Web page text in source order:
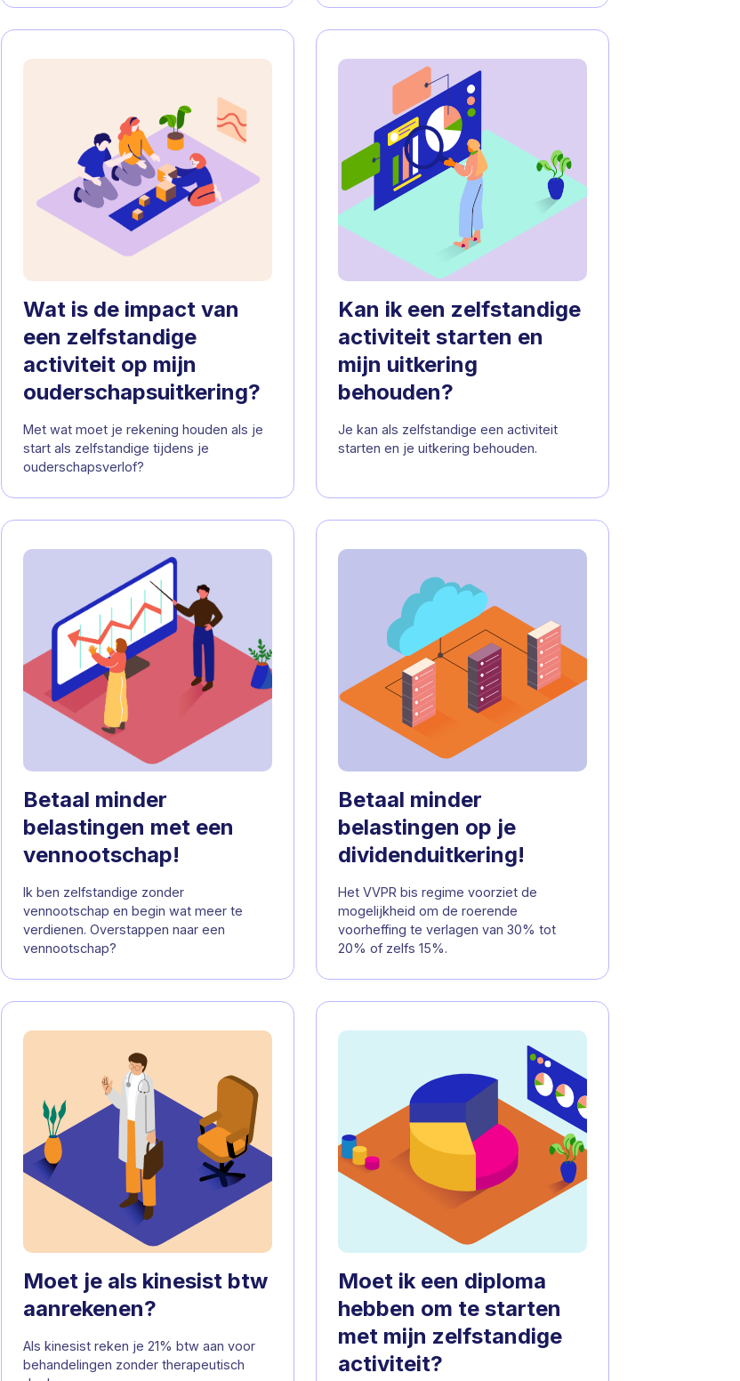
Wat is de impact van
een zelfstandige
activiteit op mijn
ouderschapsuitkering?
Met wat moet je rekening houden als je
start als zelfstandige tijdens je
ouderschapsverlof?
Kan ik een zelfstandige
activiteit starten en
mijn uitkering
behouden?
Je kan als zelfstandige een activiteit
starten en je uitkering behouden.
Betaal minder
belastingen met een
vennootschap!
Ik ben zelfstandige zonder
vennootschap en begin wat meer te
verdienen. Overstappen naar een
vennootschap?
Betaal minder
belastingen op je
dividenduitkering!
Het VVPR bis regime voorziet de
mogelijkheid om de roerende
voorheffing te verlagen van 30% tot
20% of zelfs 15%.
Moet je als kinesist btw
aanrekenen?
Als kinesist reken je 21% btw aan voor
behandelingen zonder therapeutisch
Moet ik een diploma
hebben om te starten
met mijn zelfstandige
activiteit?